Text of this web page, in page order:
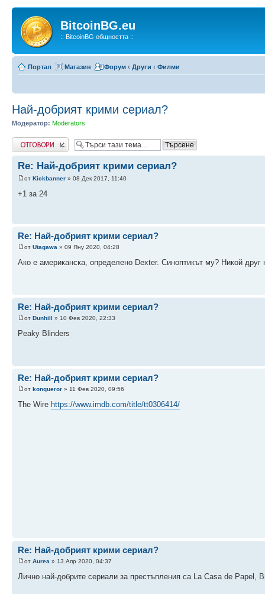
BitcoinBG.eu
:: BitcoinBG общността ::
Портал Магазин Форум ‹ Други ‹ Филми
Най-добрият крими сериал?
Модератор: Moderators
Напиши коментар
Re: Най-добрият крими сериал?
от Kickbanner » 08 Дек 2017, 11:40
+1 за 24
Re: Най-добрият крими сериал?
от Utagawa » 09 Яну 2020, 04:28
Ако е американска, определено Dexter. Синоптикът му? Никой
Re: Най-добрият крими сериал?
от Dunhill » 10 Фев 2020, 22:33
Peaky Blinders
Re: Най-добрият крими сериал?
от konqueror » 11 Фев 2020, 09:56
The Wire https://www.imdb.com/title/tt0306414/
Re: Най-добрият крими сериал?
от Aurea » 13 Апр 2020, 04:37
Лично най-добрите сериали за престъпления са La Casa de Papel,